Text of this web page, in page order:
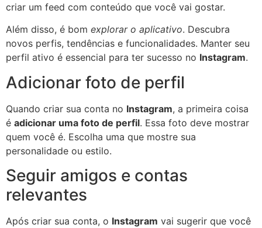
criar um feed com conteúdo que você vai gostar.
Além disso, é bom explorar o aplicativo. Descubra
novos perfis, tendências e funcionalidades. Manter seu
perfil ativo é essencial para ter sucesso no Instagram.
Adicionar foto de perfil
Quando criar sua conta no Instagram, a primeira coisa
é adicionar uma foto de perfil. Essa foto deve mostrar
quem você é. Escolha uma que mostre sua
personalidade ou estilo.
Seguir amigos e contas
relevantes
Após criar sua conta, o Instagram vai sugerir que você